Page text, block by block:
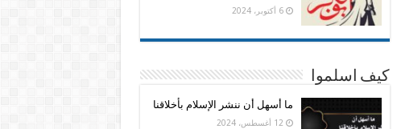
6 أكتوبر، 2024
كيف اسلموا
ما أسهل أن ننشر الإسلام بأخلاقنا
12 أغسطس، 2024